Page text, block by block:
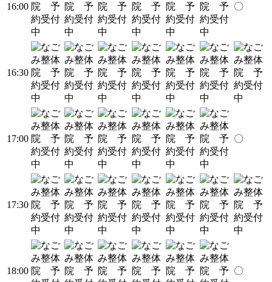
16:00 〇
16:30
17:00 〇
17:30
18:00 〇